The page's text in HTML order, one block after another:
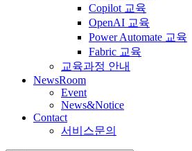
Copilot 교육
OpenAI 교육
Power Automate 교육
Fabric 교육
교육과정 안내
NewsRoom
Event
News&Notice
Contact
서비스문의